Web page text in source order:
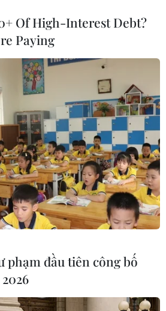
khu nghỉ dưỡng này khi
ra.
triệu tập cựu Tổng
đến sinh sống tại Mar-a-
nhiệm kỳ Tổng thống Mỹ
mùa Hè, khu nghỉ dưỡng
5 và ông chuyển đến
golf ở Bedminster, bang New
nhà sử học chuyên
Tổng thống Mỹ, việc dinh
Donald Trump bị khám
lệ trong lịch sử./.
Of High-Interest Debt?
Paying
phạm đầu tiên công bố